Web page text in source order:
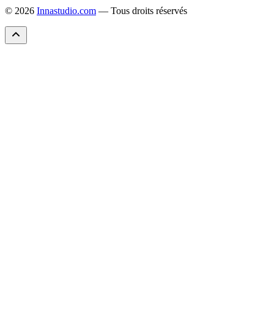
© 2026 Innastudio.com — Tous droits réservés